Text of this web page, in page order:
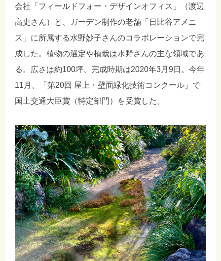
会社「フィールドフォー・デザインオフィス」（渡辺
高史さん）と、ガーデン制作の老舗「日比谷アメニ
ス」に所属する水野妙子さんのコラボレーションで完
成した。植物の選定や植栽は水野さんの主な領域であ
る。広さは約100坪、完成時期は2020年3月9日。今年
11月、「第20回 屋上・壁面緑化技術コンクール」で
国土交通大臣賞（特定部門）を受賞した。